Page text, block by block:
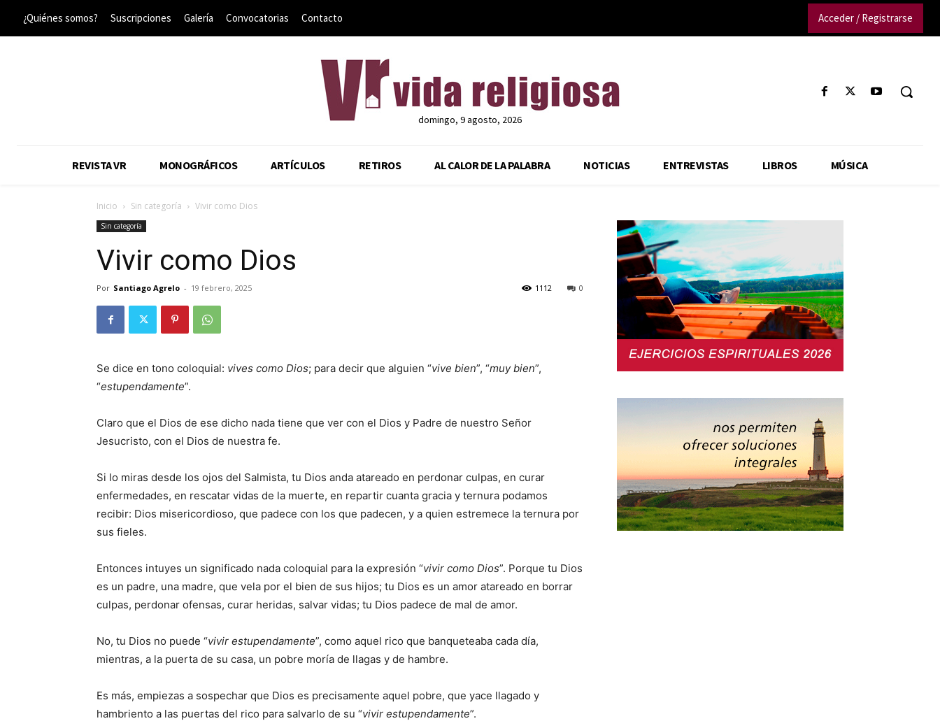
¿Quiénes somos? Suscripciones Galería Convocatorias Contacto Acceder / Registrarse
domingo, 9 agosto, 2026
REVISTA VR MONOGRÁFICOS ARTÍCULOS RETIROS AL CALOR DE LA PALABRA NOTICIAS ENTREVISTAS LIBROS MÚSICA
Inicio Sin categoría Vivir como Dios
Sin categoría
Vivir como Dios
Por Santiago Agrelo - 19 febrero, 2025 0
1112
Se dice en tono coloquial: vives como Dios; para decir que alguien “vive bien”, “muy bien”,
“estupendamente”.
Claro que el Dios de ese dicho nada tiene que ver con el Dios y Padre de nuestro Señor
Jesucristo, con el Dios de nuestra fe.
Si lo miras desde los ojos del Salmista, tu Dios anda atareado en perdonar culpas, en curar
enfermedades, en rescatar vidas de la muerte, en repartir cuanta gracia y ternura podamos
recibir: Dios misericordioso, que padece con los que padecen, y a quien estremece la ternura por
sus fieles.
Entonces intuyes un significado nada coloquial para la expresión “vivir como Dios”. Porque tu Dios
es un padre, una madre, que vela por el bien de sus hijos; tu Dios es un amor atareado en borrar
culpas, perdonar ofensas, curar heridas, salvar vidas; tu Dios padece de mal de amor.
No, tu Dios no puede “vivir estupendamente”, como aquel rico que banqueteaba cada día,
mientras, a la puerta de su casa, un pobre moría de llagas y de hambre.
Es más, empiezas a sospechar que Dios es precisamente aquel pobre, que yace llagado y
hambriento a las puertas del rico para salvarlo de su “vivir estupendamente”.